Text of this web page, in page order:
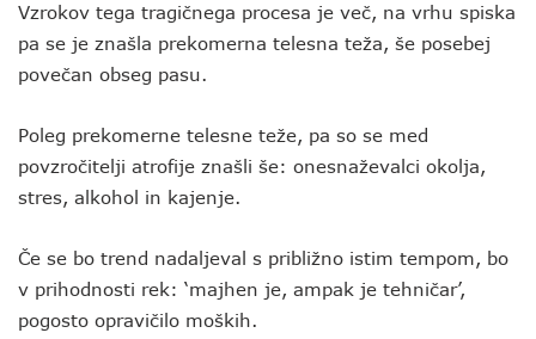
Vzrokov tega tragičnega procesa je več, na vrhu spiska
pa se je znašla prekomerna telesna teža, še posebej
povečan obseg pasu.
Poleg prekomerne telesne teže, pa so se med
povzročitelji atrofije znašli še: onesnaževalci okolja,
stres, alkohol in kajenje.
Če se bo trend nadaljeval s približno istim tempom, bo
v prihodnosti rek: ‘majhen je, ampak je tehničar’,
pogosto opravičilo moških.